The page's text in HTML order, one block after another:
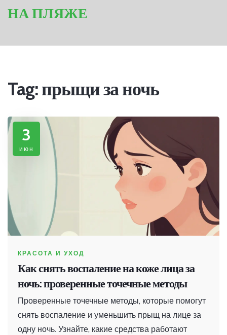
НА ПЛЯЖЕ
Tag: прыщи за ночь
3
июн
КРАСОТА И УХОД
Как снять воспаление на коже лица за
ночь: проверенные точечные методы
Проверенные точечные методы, которые помогут
снять воспаление и уменьшить прыщ на лице за
одну ночь. Узнайте, какие средства работают